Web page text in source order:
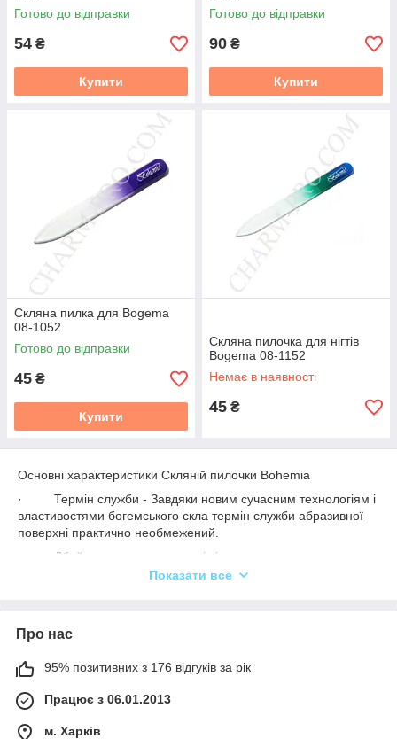
Готово до відправки
54 ₴
Купити
Готово до відправки
90 ₴
Купити
Скляна пилка для Bogema
08-1052
Готово до відправки
45 ₴
Купити
Скляна пилочка для нігтів
Bogema 08-1152
Немає в наявності
45 ₴
Основні характеристики Скляній пилочки Bohemia
·
Термін служби - Завдяки новим сучасним технологіям і
властивостями богемського скла термін служби абразивної
поверхні практично необмежений.
Дбайливе ставлення до нігтів - визначається
характером та властивостями абразивної поверхні. При
відбувається після використання невідповідних лаків або при
внутрішньому і зовнішньому вплив навколишнього
середовища. Обробка нігтів скляними пилочками допомагає
Показати все
Про нас
95% позитивних з 176 відгуків за рік
Працює з 06.01.2013
м. Харків